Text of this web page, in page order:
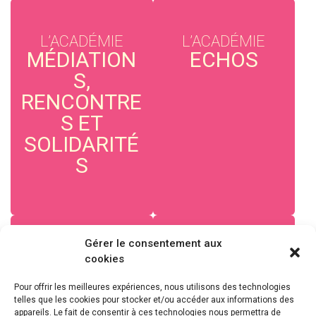
Gérer le consentement aux
cookies
Pour offrir les meilleures expériences, nous utilisons des technologies
telles que les cookies pour stocker et/ou accéder aux informations des
appareils. Le fait de consentir à ces technologies nous permettra de
L’ACADÉMIE
MÉDIATION
S,
RENCONTRE
S ET
SOLIDARITÉ
S
L’ACADÉMIE
ECHOS
L’ACADÉMIE
VOIX
DIVINES
LES
PROJETS